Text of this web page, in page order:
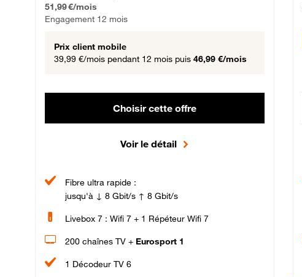
51,99 €/mois
Engagement 12 mois
Prix client mobile
39,99 €/mois pendant 12 mois puis 46,99 €/mois
Choisir cette offre
Voir le détail
Fibre ultra rapide :
jusqu'à ↓ 8 Gbit/s ↑ 8 Gbit/s
Livebox 7 : Wifi 7 + 1 Répéteur Wifi 7
200 chaînes TV + Eurosport 1
1 Décodeur TV 6